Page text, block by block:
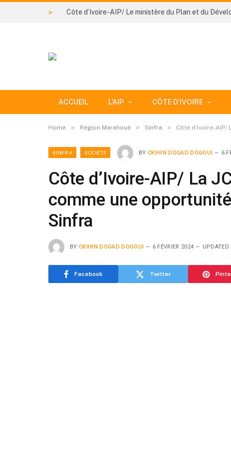
>
ACCUEIL L’AIP CÔTE D’IVOIRE
Home » Région Marahoué » Sinfra » Côte d’Ivoire-
SINFRA SOCIÉTÉ BY CKIHIN DOGAD DOGOUI 6
Côte d’Ivoire-AIP/ La
comme une
Sinfra
BY CKIHIN DOGAD DOGOUI 6 FÉVRIER 2024 UPDATED:
Facebook Twitter